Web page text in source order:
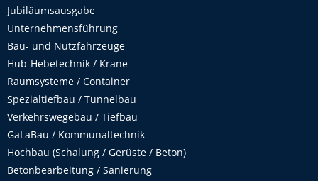
Jubiläumsausgabe
Unternehmensführung
Bau- und Nutzfahrzeuge
Hub-Hebetechnik / Krane
Raumsysteme / Container
Spezialtiefbau / Tunnelbau
Verkehrswegebau / Tiefbau
GaLaBau / Kommunaltechnik
Hochbau (Schalung / Gerüste / Beton)
Betonbearbeitung / Sanierung